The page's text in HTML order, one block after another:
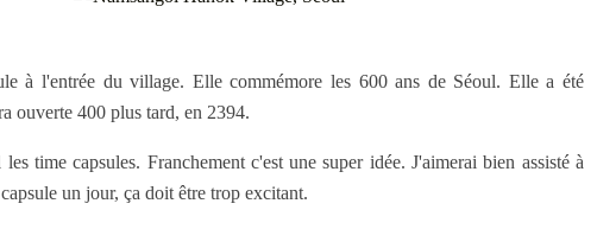
à l'entrée du village. Elle commémore les 600 ans de Séoul. Elle a été
ouverte 400 plus tard, en 2394.
time capsules. Franchement c'est une super idée. J'aimerai bien assisté à
un jour, ça doit être trop excitant.